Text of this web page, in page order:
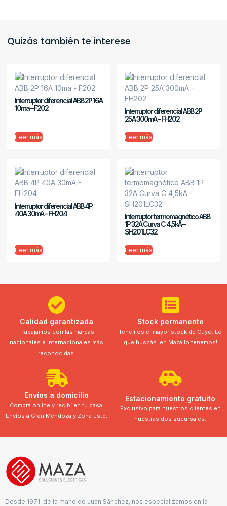
Quizás también te interese
Interruptor diferencial ABB 2P 16A
10ma – F202
Leer más
Interruptor diferencial ABB 2P
25A 300mA – FH202
Leer más
Interruptor diferencial ABB 4P
40A 30mA – FH204
Leer más
Interruptor termomagnético ABB
1P 32A Curva C 4,5kA –
SH201LC32
Leer más
Calidad garantizada
Trabajamos con las marcas
nacionales e internacionales más
reconocidas.
Stock permanente
Tenemos el mayor stock de Cuyo. Lo
que buscás ¡en Maza lo tenemos!
Envíos a domicilio
Comprá online y recibí en tu casa.
Envíos a Gran Mendoza y Zona Este.
Estacionamiento gratuito
Exclusivo para nuestros clientes en
nuestras dos sucursales.
Desde 1971, de la mano de Juan Sánchez, nos especializamos en la